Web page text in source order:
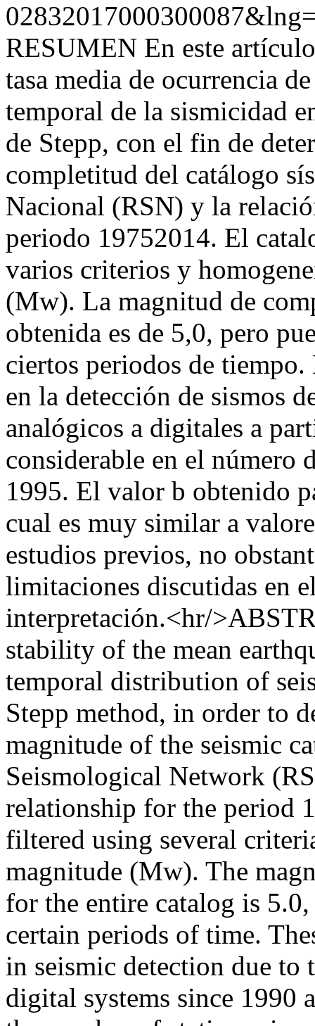
RESUMEN En este
tasa media de ocurrencia
temporal de la sismicidad
de Stepp, con el fin de
completitud del catálogo
Nacional (RSN) y la
periodo 19752014. El
varios criterios y
(Mw). La magnitud de
obtenida es de 5,0, pero
ciertos periodos de
en la detección de sismos
analógicos a digitales a
considerable en el número
1995. El valor b obtenido
cual es muy similar a
estudios previos, no
limitaciones discutidas en
interpretación.<hr/
stability of the mean
temporal distribution of
Stepp method, in order to
magnitude of the seismic
Seismological Network
relationship for the period
filtered using several
magnitude (Mw). The
for the entire catalog is
certain periods of time.
in seismic detection due to
digital systems since 1990